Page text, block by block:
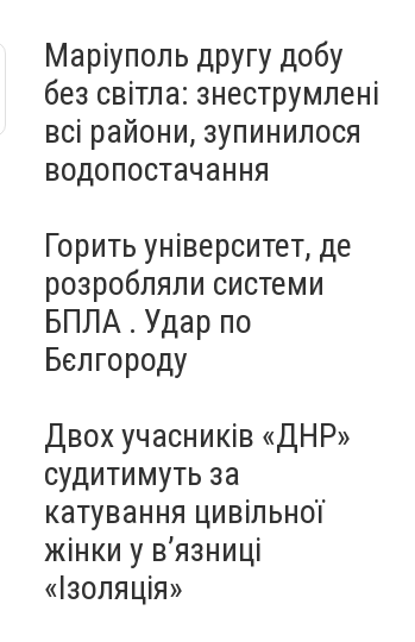
Маріуполь другу добу
без світла: знеструмлені
всі райони, зупинилося
водопостачання
Горить університет, де
розробляли системи
БПЛА . Удар по
Бєлгороду
Двох учасників «ДНР»
судитимуть за
катування цивільної
жінки у в’язниці
«Ізоляція»